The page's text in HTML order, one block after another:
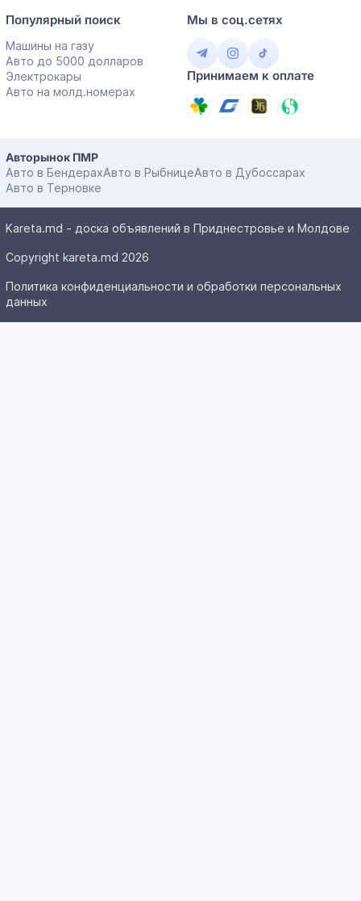
Популярный поиск
Машины на газу
Авто до 5000 долларов
Электрокары
Авто на молд.номерах
Мы в соц.сетях
Принимаем к оплате
Авторынок ПМР
Авто в БендерахАвто в РыбницеАвто в Дубоссарах
Авто в Терновке
Kareta.md - доска объявлений в Приднестровье и Молдове
Copyright kareta.md 2026
Политика конфиденциальности и обработки персональных
данных